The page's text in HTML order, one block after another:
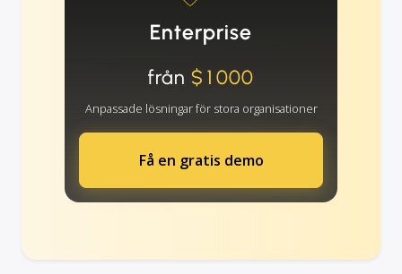
Enterprise
från $1000
Anpassade lösningar för stora organisationer
Få en gratis demo